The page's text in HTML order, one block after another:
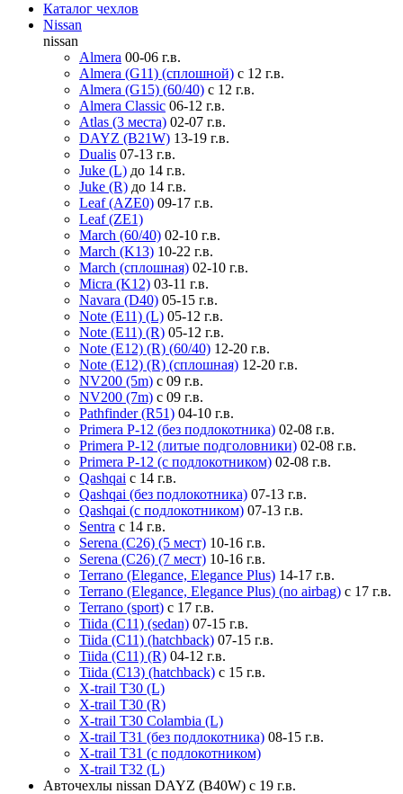
Каталог чехлов
Nissan
nissan
Almera 00-06 г.в.
Almera (G11) (сплошной) с 12 г.в.
Almera (G15) (60/40) с 12 г.в.
Almera Classic 06-12 г.в.
Atlas (3 места) 02-07 г.в.
DAYZ (B21W) 13-19 г.в.
Dualis 07-13 г.в.
Juke (L) до 14 г.в.
Juke (R) до 14 г.в.
Leaf (AZE0) 09-17 г.в.
Leaf (ZE1)
March (60/40) 02-10 г.в.
March (K13) 10-22 г.в.
March (сплошная) 02-10 г.в.
Micra (K12) 03-11 г.в.
Navara (D40) 05-15 г.в.
Note (E11) (L) 05-12 г.в.
Note (E11) (R) 05-12 г.в.
Note (E12) (R) (60/40) 12-20 г.в.
Note (E12) (R) (сплошная) 12-20 г.в.
NV200 (5m) с 09 г.в.
NV200 (7m) с 09 г.в.
Pathfinder (R51) 04-10 г.в.
Primera P-12 (без подлокотника) 02-08 г.в.
Primera P-12 (литые подголовники) 02-08 г.в.
Primera P-12 (с подлокотником) 02-08 г.в.
Qashqai с 14 г.в.
Qashqai (без подлокотника) 07-13 г.в.
Qashqai (с подлокотником) 07-13 г.в.
Sentra с 14 г.в.
Serena (C26) (5 мест) 10-16 г.в.
Serena (C26) (7 мест) 10-16 г.в.
Terrano (Elegance, Elegance Plus) 14-17 г.в.
Terrano (Elegance, Elegance Plus) (no airbag) с 17 г.в.
Terrano (sport) с 17 г.в.
Tiida (C11) (sedan) 07-15 г.в.
Tiida (C11) (hatchback) 07-15 г.в.
Tiida (C11) (R) 04-12 г.в.
Tiida (C13) (hatchback) с 15 г.в.
X-trail T30 (L)
X-trail T30 (R)
X-trail T30 Colambia (L)
X-trail T31 (без подлокотника) 08-15 г.в.
X-trail T31 (с подлокотником)
X-trail T32 (L)
Авточехлы nissan DAYZ (B40W) с 19 г.в.